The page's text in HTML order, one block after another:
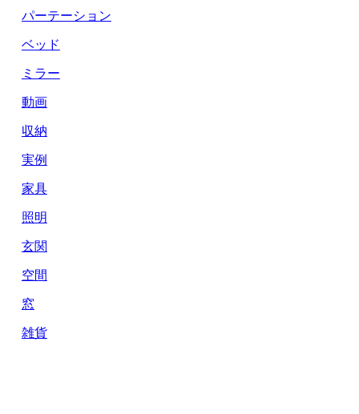
パーテーション
ベッド
ミラー
動画
収納
実例
家具
照明
玄関
空間
窓
雑貨